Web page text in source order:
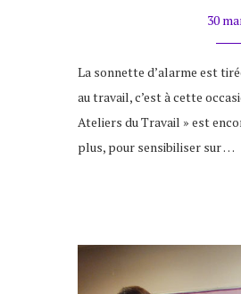
30
La sonnette d’alarme est
au travail, c’est à cette
Ateliers du Travail » est
plus, pour sensibiliser sur …